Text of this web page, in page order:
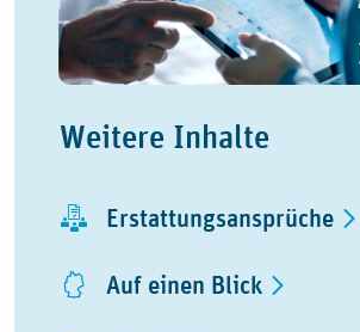
Weitere Inhalte
Erstattungsansprüche
Auf einen Blick